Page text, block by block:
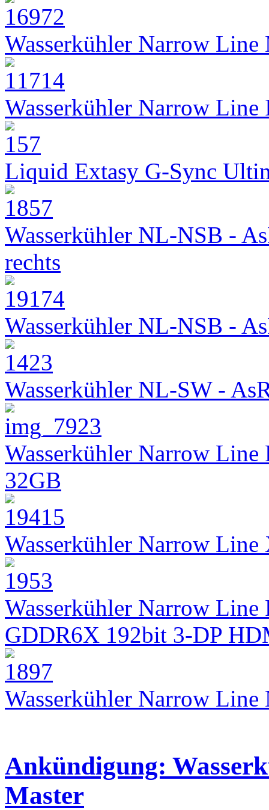
Wasserkühler Narrow
Wasserkühler Narrow
Liquid Extasy G-Sync
Wasserkühler NL-NSB -
rechts
Wasserkühler NL-NSB -
Wasserkühler NL-SW -
Wasserkühler Narrow
32GB
Wasserkühler Narrow
Wasserkühler Narrow Line
GDDR6X 192bit 3-DP
Wasserkühler Narrow
Ankündigung:
Master